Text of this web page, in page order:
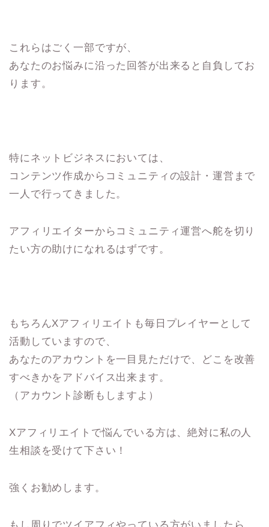
これらはごく一部ですが、
あなたのお悩みに沿った回答が出来ると自負してお
ります。
特にネットビジネスにおいては、
コンテンツ作成からコミュニティの設計・運営まで
一人で行ってきました。
アフィリエイターからコミュニティ運営へ舵を切り
たい方の助けになれるはずです。
もちろんXアフィリエイトも毎日プレイヤーとして
活動していますので、
あなたのアカウントを一目見ただけで、どこを改善
すべきかをアドバイス出来ます。
（アカウント診断もしますよ）
Xアフィリエイトで悩んでいる方は、絶対に私の人
生相談を受けて下さい！
強くお勧めします。